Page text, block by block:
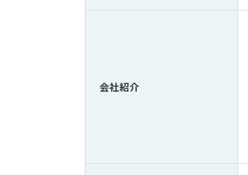
会社紹介